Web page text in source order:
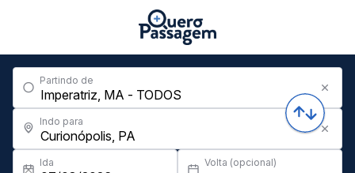
Partindo de
Indo para
Ida Volta (opcional)